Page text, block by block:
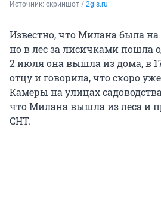
Источник: скриншот / 2gis.ru
Известно, что Милана была на
но в лес за лисичками пошла
2 июля она вышла из дома, в
отцу и говорила, что скоро
Камеры на улицах
что Милана вышла из леса и
СНТ.